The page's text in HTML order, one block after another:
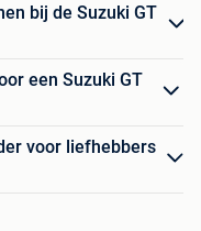
bij de Suzuki GT
een Suzuki GT
voor liefhebbers